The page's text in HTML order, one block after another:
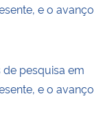
e o avanço
de pesquisa em
e o avanço